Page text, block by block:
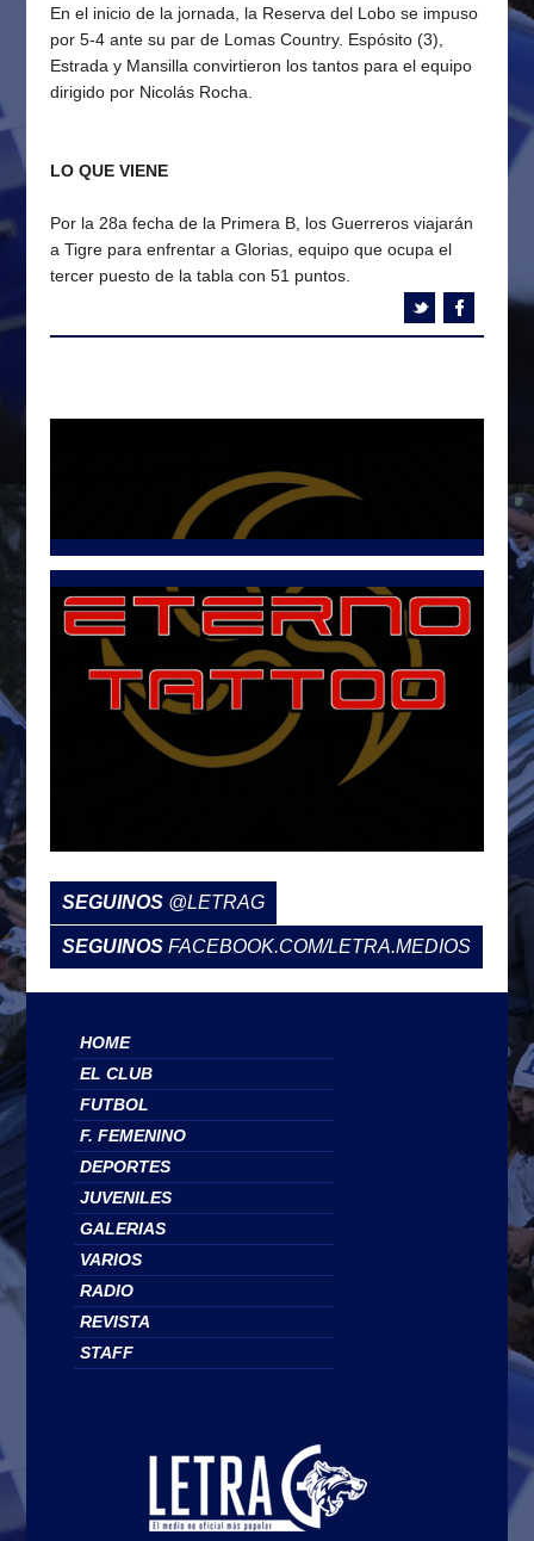
En el inicio de la jornada, la Reserva del Lobo se impuso
por 5-4 ante su par de Lomas Country. Espósito (3),
Estrada y Mansilla convirtieron los tantos para el equipo
dirigido por Nicolás Rocha.
LO QUE VIENE
Por la 28a fecha de la Primera B, los Guerreros viajarán
a Tigre para enfrentar a Glorias, equipo que ocupa el
tercer puesto de la tabla con 51 puntos.
SEGUINOS @LETRAG
SEGUINOSFACEBOOK.COM/LETRA.MEDIOS
HOME
EL CLUB
FUTBOL
F. FEMENINO
DEPORTES
JUVENILES
GALERIAS
VARIOS
RADIO
REVISTA
STAFF